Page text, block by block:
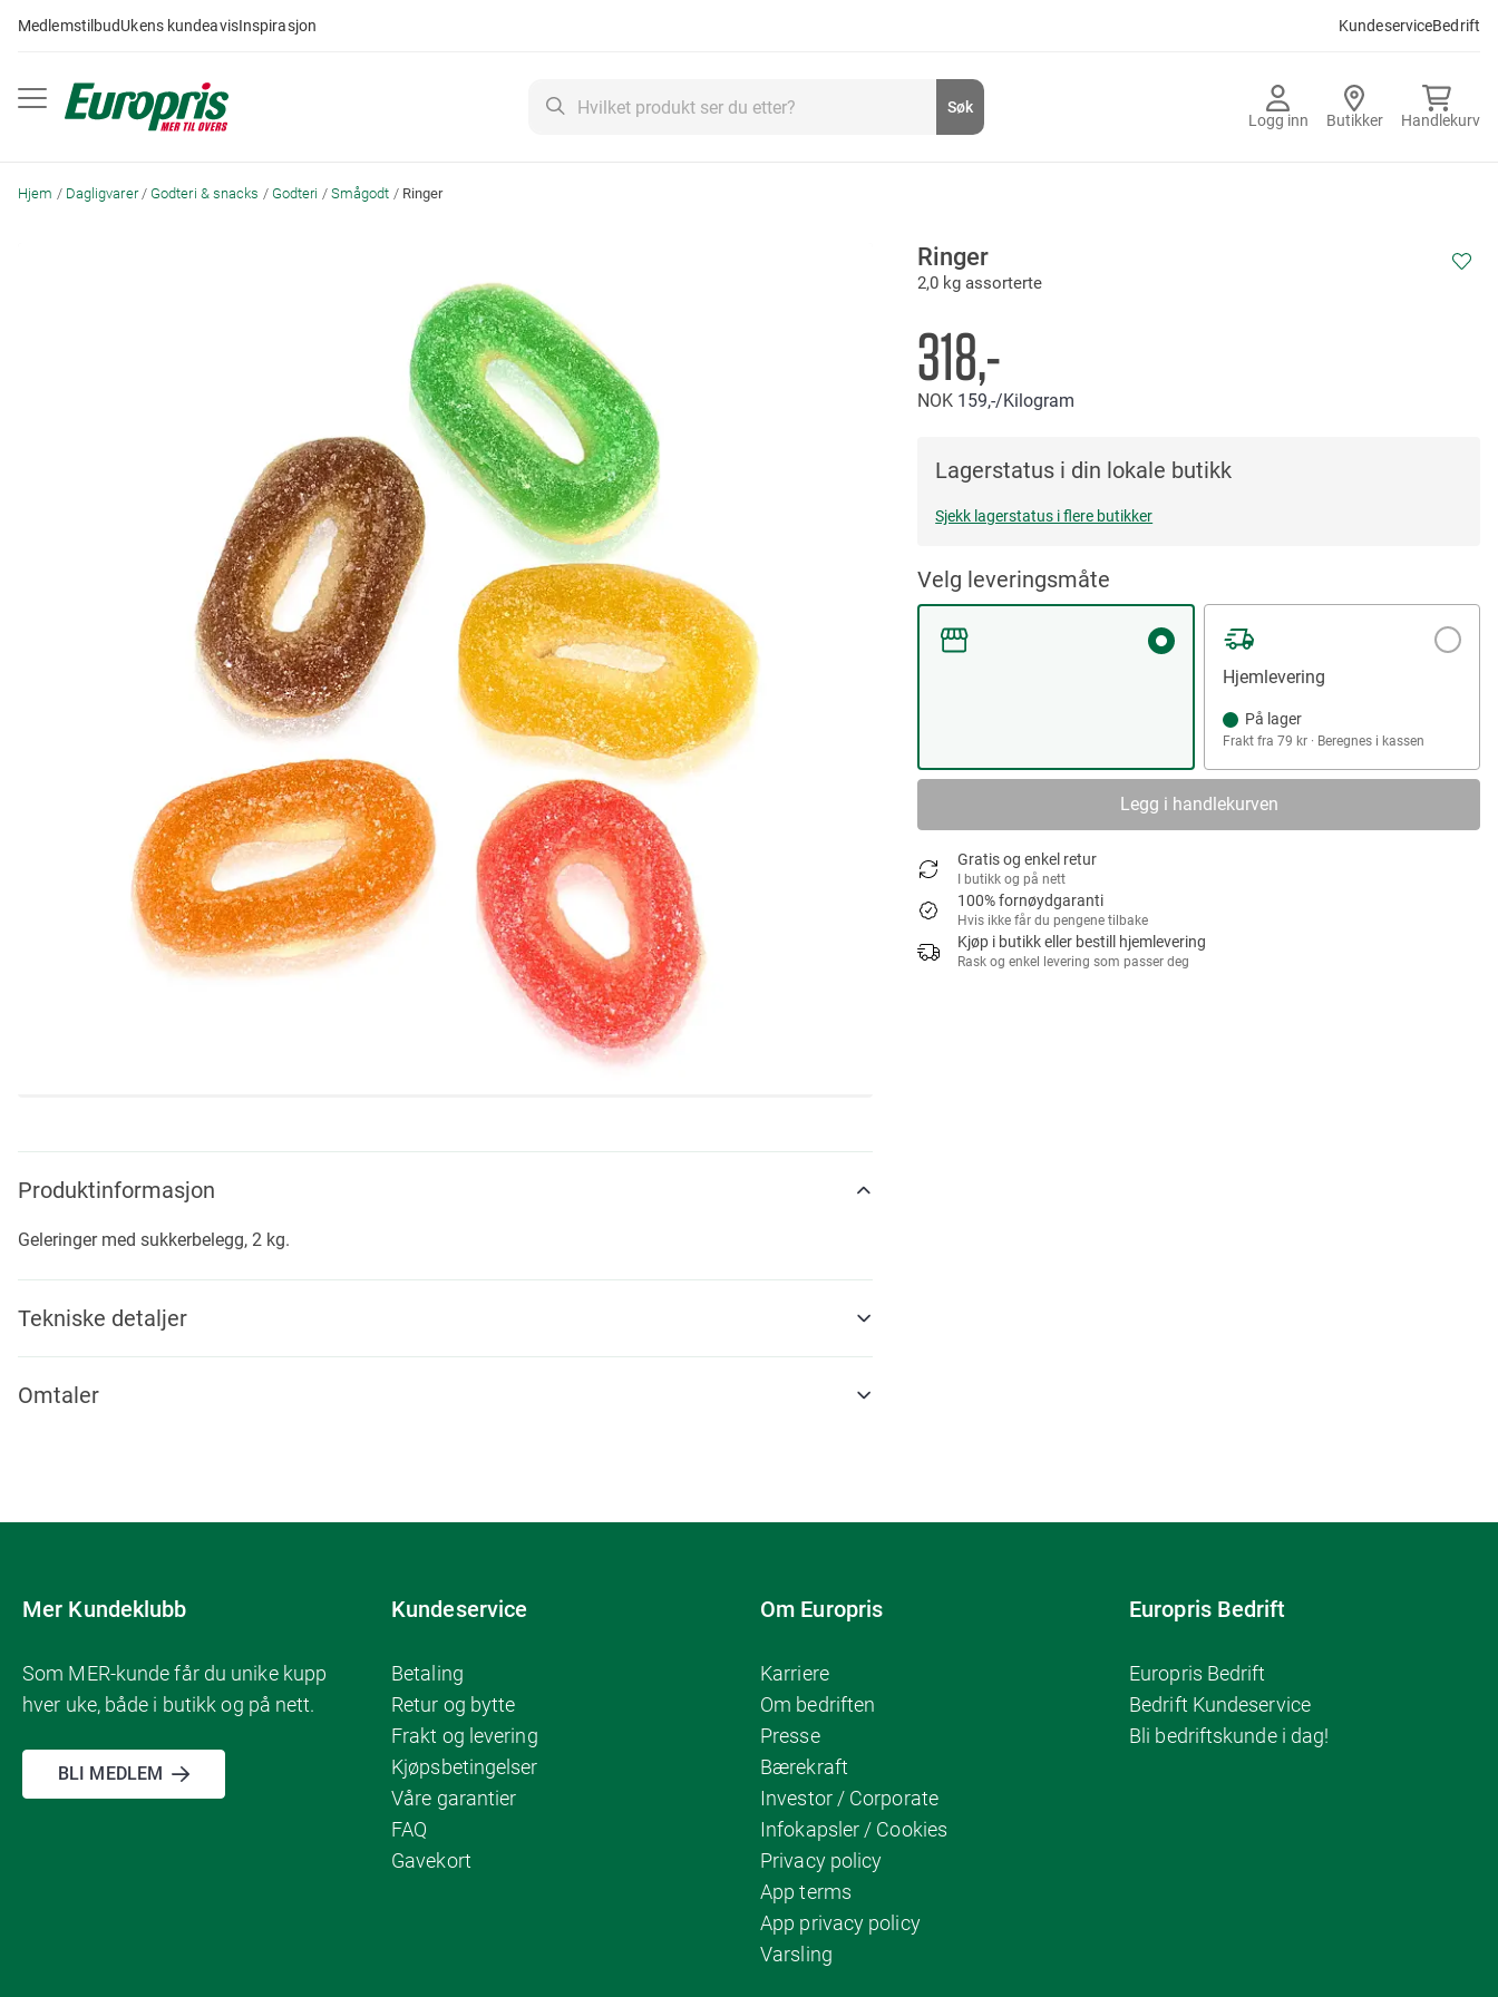
til
MedlemstilbudUkens kundeavisInspirasjon KundeserviceBedrift
Logg inn Butikker Handlekurv
Søk
Hjem Dagligvarer Godteri & snacks Godteri Smågodt Ringer
Ringer
2,0 kg assorterte
318,-
NOK 159,-/Kilogram
Lagerstatus i din lokale butikk
Sjekk lagerstatus i flere butikker
Velg leveringsmåte
Hjemlevering
På lager
Frakt fra 79 kr · Beregnes i kassen
Legg i handlekurven
Gratis og enkel retur
I butikk og på nett
100% fornøydgaranti
Hvis ikke får du pengene tilbake
Kjøp i butikk eller bestill hjemlevering
Rask og enkel levering som passer deg
the
beginning
the
images
gallery
Produktinformasjon
Geleringer med sukkerbelegg, 2 kg.
Tekniske detaljer
Omtaler
Mer Kundeklubb
Som MER-kunde får du unike kupp
hver uke, både i butikk og på nett.
BLI MEDLEM
Kundeservice
Betaling
Retur og bytte
Frakt og levering
Kjøpsbetingelser
Våre garantier
FAQ
Gavekort
Om Europris
Karriere
Om bedriften
Presse
Bærekraft
Investor / Corporate
Infokapsler / Cookies
Privacy policy
App terms
App privacy policy
Varsling
Europris Bedrift
Europris Bedrift
Bedrift Kundeservice
Bli bedriftskunde i dag!